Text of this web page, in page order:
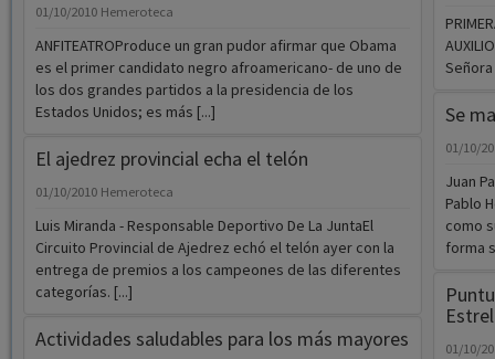
01/10/2010 Hemeroteca
ANFITEATROProduce un gran pudor afirmar que Obama
es el primer candidato negro afroamericano- de uno de
los dos grandes partidos a la presidencia de los
Estados Unidos; es más [...]
El ajedrez provincial echa el telón
01/10/2010 Hemeroteca
Luis Miranda - Responsable Deportivo De La JuntaEl
Circuito Provincial de Ajedrez echó el telón ayer con la
entrega de premios a los campeones de las diferentes
categorías. [...]
Actividades saludables para los más mayores
Se
01/10/
Juan
Pablo
como
forma
01/10/